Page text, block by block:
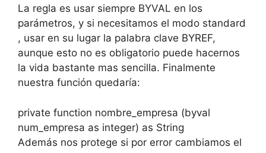
La regla es usar siempre BYVAL en los
parámetros, y si necesitamos el modo standard
, usar en su lugar la palabra clave BYREF,
aunque esto no es obligatorio puede hacernos
la vida bastante mas sencilla. Finalmente
nuestra función quedaría:
private function nombre_empresa (byval
num_empresa as integer) as String
Además nos protege si por error cambiamos el